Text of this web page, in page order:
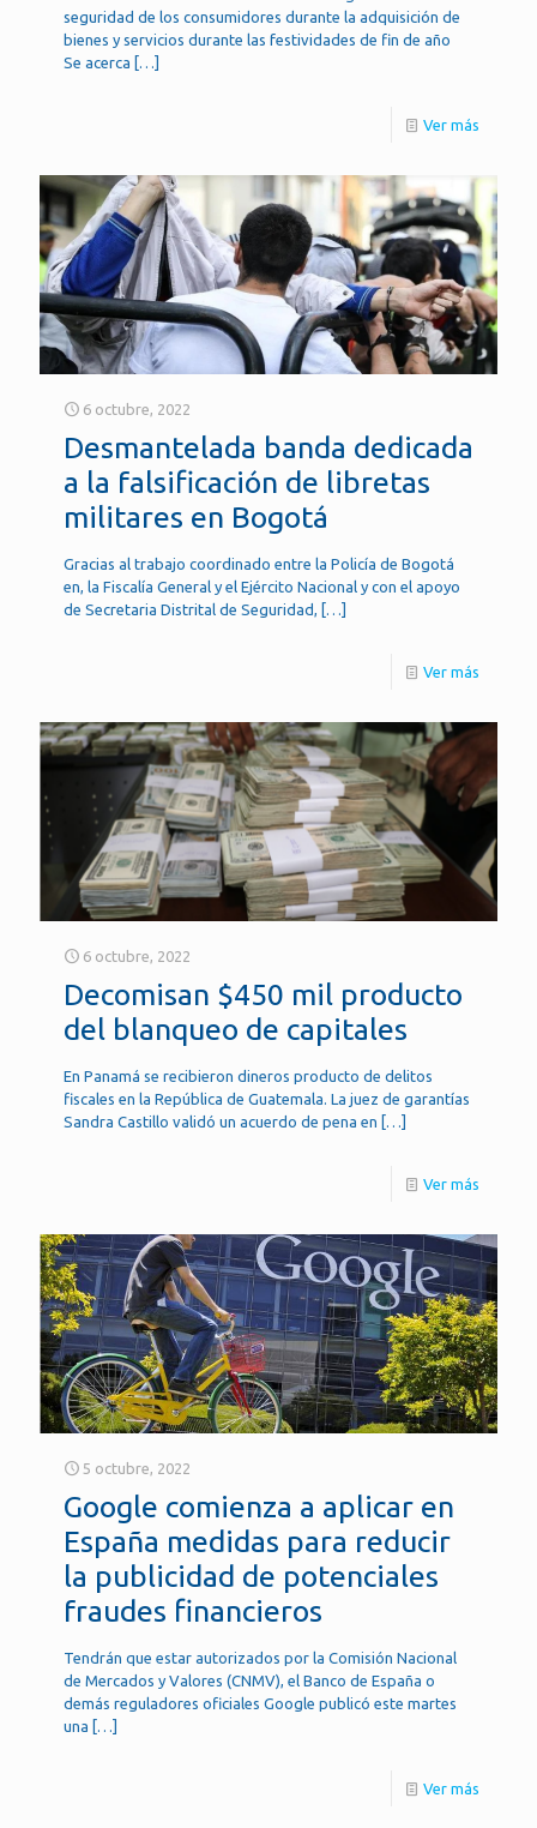
seguridad de los consumidores durante la adquisición de
bienes y servicios durante las festividades de fin de año
Se acerca […]
Ver más
6 octubre, 2022
Desmantelada banda dedicada
a la falsificación de libretas
militares en Bogotá
Gracias al trabajo coordinado entre la Policía de Bogotá
en, la Fiscalía General y el Ejército Nacional y con el apoyo
de Secretaria Distrital de Seguridad, […]
Ver más
6 octubre, 2022
Decomisan $450 mil producto
del blanqueo de capitales
En Panamá se recibieron dineros producto de delitos
fiscales en la República de Guatemala. La juez de garantías
Sandra Castillo validó un acuerdo de pena en […]
Ver más
5 octubre, 2022
Google comienza a aplicar en
España medidas para reducir
la publicidad de potenciales
fraudes financieros
Tendrán que estar autorizados por la Comisión Nacional
de Mercados y Valores (CNMV), el Banco de España o
demás reguladores oficiales Google publicó este martes
una […]
Ver más